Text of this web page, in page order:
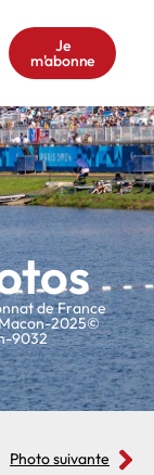
Je
m'abonne
de France
2025©
9032
Photo suivante